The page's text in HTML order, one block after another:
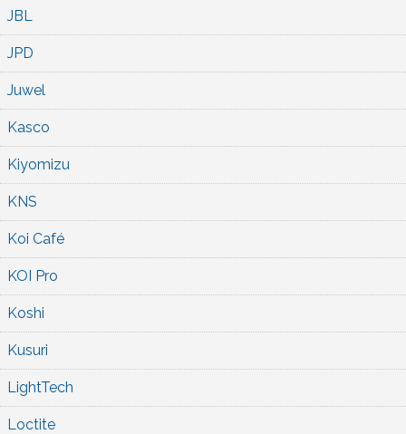
JBL
JPD
Juwel
Kasco
Kiyomizu
KNS
Koi Café
KOI Pro
Koshi
Kusuri
LightTech
Loctite